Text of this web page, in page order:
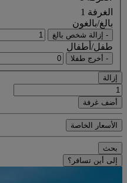
الغرفة 1
بالغ/بالغون
- إزالة شخص بالغ
طفل/أطفال
- أخرج طفلا
إزالة
أضف غرفة
الأسعار الخاصة
بحث
إلى أين تسافر؟